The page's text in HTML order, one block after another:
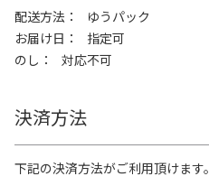
配送方法
ゆうパック
お届け日
指定可
のし
対応不可
決済方法
下記の決済方法がご利用頂けます。